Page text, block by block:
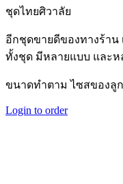
ชุดไทยศิวาลัย
อีกชุดขายดีของทางร้าน
ทั้งชุด มีหลายแบบ และห
ขนาดทำตาม ไซสของลู
Login to order